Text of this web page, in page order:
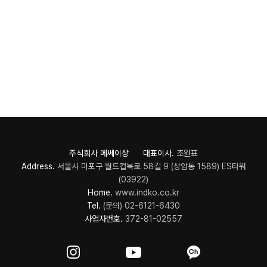
주식회사 메쎄이상 대표이사. 조원표
Address. 서울시 마포구 월드컵북로 58길 9 (상암동 1589) ES타워
(03922)
Home. www.indko.co.kr
Tel. (문의) 02-6121-6430
사업자번호. 372-81-02557